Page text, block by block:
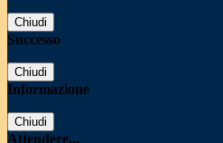
Chiudi
Successo
Chiudi
Informazione
Chiudi
Attendere...